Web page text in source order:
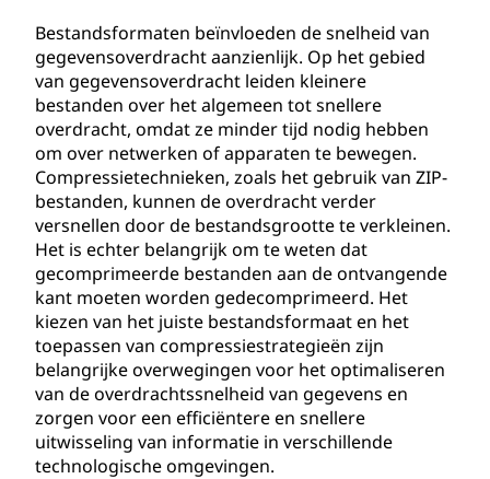
Bestandsformaten beïnvloeden de snelheid van
gegevensoverdracht aanzienlijk. Op het gebied
van gegevensoverdracht leiden kleinere
bestanden over het algemeen tot snellere
overdracht, omdat ze minder tijd nodig hebben
om over netwerken of apparaten te bewegen.
Compressietechnieken, zoals het gebruik van ZIP-
bestanden, kunnen de overdracht verder
versnellen door de bestandsgrootte te verkleinen.
Het is echter belangrijk om te weten dat
gecomprimeerde bestanden aan de ontvangende
kant moeten worden gedecomprimeerd. Het
kiezen van het juiste bestandsformaat en het
toepassen van compressiestrategieën zijn
belangrijke overwegingen voor het optimaliseren
van de overdrachtssnelheid van gegevens en
zorgen voor een efficiëntere en snellere
uitwisseling van informatie in verschillende
technologische omgevingen.